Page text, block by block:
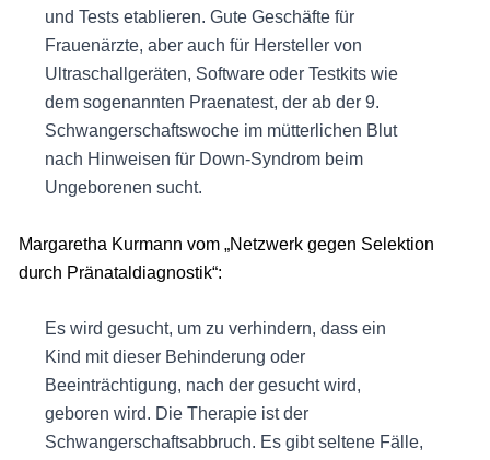
und Tests etablieren. Gute Geschäfte für
Frauenärzte, aber auch für Hersteller von
Ultraschallgeräten, Software oder Testkits wie
dem sogenannten Praenatest, der ab der 9.
Schwangerschaftswoche im mütterlichen Blut
nach Hinweisen für Down-Syndrom beim
Ungeborenen sucht.
Margaretha Kurmann vom „Netzwerk gegen Selektion
durch Pränataldiagnostik“:
Es wird gesucht, um zu verhindern, dass ein
Kind mit dieser Behinderung oder
Beeinträchtigung, nach der gesucht wird,
geboren wird. Die Therapie ist der
Schwangerschaftsabbruch. Es gibt seltene Fälle,